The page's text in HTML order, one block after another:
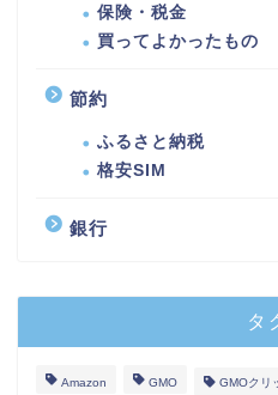
保険・税金
買ってよかったもの
節約
ふるさと納税
格安SIM
銀行
タ
Amazon GMO GMOクリ